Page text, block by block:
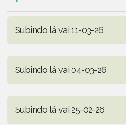
Subindo lá vai 11-03-26
Subindo lá vai 04-03-26
Subindo lá vai 25-02-26